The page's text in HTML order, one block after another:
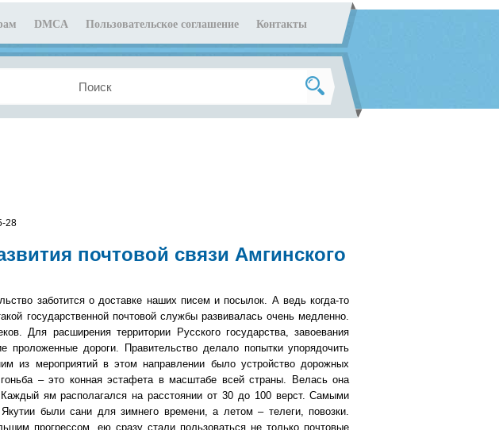
DMCA Пользовательское соглашение Контакты
28
почтовой связи Амгинского
заботится о доставке наших писем и посылок. А ведь когда-то
государственной почтовой службы развивалась очень медленно.
Для расширения территории Русского государства, завоевания
дороги. Правительство делало попытки упорядочить
из мероприятий в этом направлении было устройство дорожных
– это конная эстафета в масштабе всей страны. Велась она
ям располагался на расстоянии от 30 до 100 верст. Самыми
были сани для зимнего времени, а летом – телеги, повозки.
прогрессом, ею сразу стали пользоваться не только почтовые